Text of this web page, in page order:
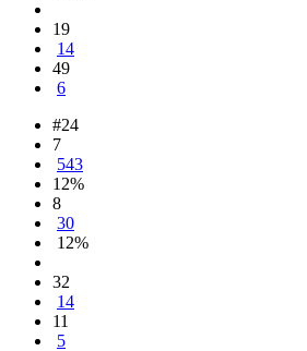
19
14
49
6
#24
7
543
12%
8
30
12%
32
14
11
5